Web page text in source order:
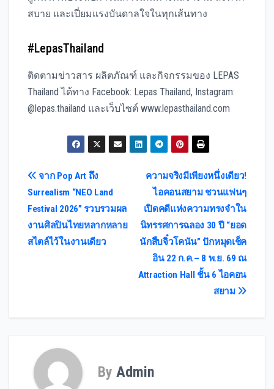
สบาย และเปี่ยมแรงบันดาลใจในทุกเส้นทาง
#LepasThailand
ติดตามข่าวสาร ผลิตภัณฑ์ และกิจกรรมของ LEPAS
Thailand ได้ทาง Facebook: Lepas Thailand, Instagram:
@lepas.thailand และเว็บไซต์ www.lepasthailand.com
Post
navigation
ความจริงมีเพียงหนึ่งเดียว!
ไอคอนสยาม ชวนแฟนๆ
เปิดคดีแห่งความทรงจำใน
นิทรรศการฉลอง 30 ปี “ยอด
นักสืบจิ๋วโคนัน” ปักหมุดเช็ค
อิน 22 ก.ค.– 8 พ.ย. 69 ณ
Attraction Hall ชั้น 6 ไอคอน
สยาม
จาก Pop Art ถึง
Surrealism “NEO Land
Festival 2026” รวบรวมผล
งานศิลปินไทยหลากหลาย
สไตล์ไว้ในงานเดียว
By Admin